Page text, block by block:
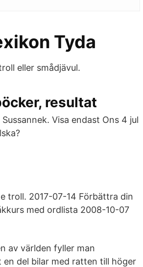
Tyda
eller smådjävul.
resultat
Visa endast Ons 4 jul
troll. 2017-07-14 Förbättra din
med ordlista 2008-10-07
av världen fyller man
del bilar med ratten till höger